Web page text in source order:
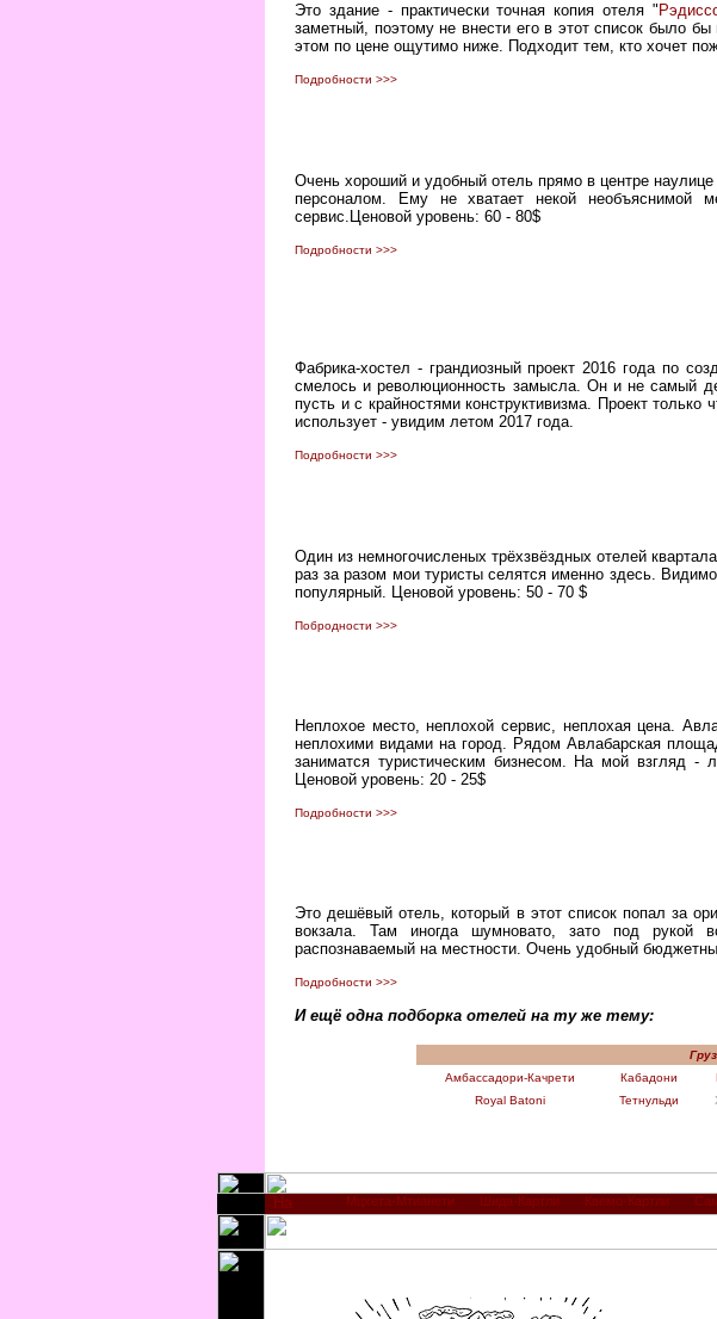
Это здание - практически точная копия отеля "
заметный, поэтому не внести его в этот список было
этом по цене ощутимо ниже. Подходит тем, кто хочет
Подробности >>>
Очень хороший и удобный отель прямо в центре
персоналом. Ему не хватает некой
сервис.Ценовой уровень: 60 - 80$
Подробности >>>
Фабрика-хостел - грандиозный проект 2016 года по
смелось и революционность замысла. Он и не самый
пусть и с крайностями конструктивизма. Проект
использует - увидим летом 2017 года.
Подробности >>>
Один из немногочисленых трёхзвёздных отелей
раз за разом мои туристы селятся именно здесь.
популярный. Ценовой уровень: 50 - 70 $
Побродности >>>
Неплохое место, неплохой сервис, неплохая цена.
неплохими видами на город. Рядом Авлабарская
заниматся туристическим бизнесом. На мой взгляд
Ценовой уровень: 20 - 25$
Подробности >>>
Это дешёвый отель, который в этот список попал за
вокзала. Там иногда шумновато, зато под рукой
распознаваемый на местности. Очень удобный
Подробности >>>
И ещё одна подборка отелей на ту же тему:
Амбассадори-Качрети
Кабадони
Royal Batoni
Тетнульди
Мцхета-Мтианети Шида-Картли Квемо-Картли